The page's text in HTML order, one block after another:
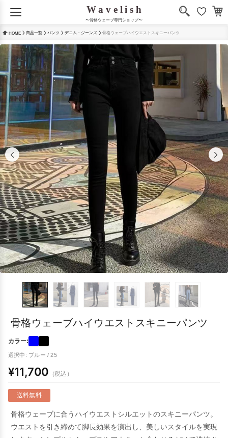
〜骨格ウェーブ専門ショップ〜
HOME 商品一覧 パンツ デニム・ジーンズ 骨格ウェーブハイウエストスキニーパンツ
骨格ウェーブハイウエストスキニーパンツ
カラー:
選択中: ブルー / 25
¥11,700 （税込）
送料無料
骨格ウェーブに合うハイウエストシルエットのスキニーパンツ。
ウエストを引き締めて脚長効果を演出し、美しいスタイルを実現